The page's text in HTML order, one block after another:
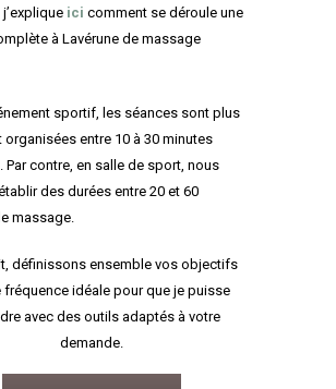
j’explique ici comment se déroule une
à Lavérune de massage
sportif, les séances sont plus
organisées entre 10 à 30 minutes
Par contre, en salle de sport, nous
des durées entre 20 et 60
massage.
définissons ensemble vos objectifs
fréquence idéale pour que je puisse
avec des outils adaptés à votre
demande.